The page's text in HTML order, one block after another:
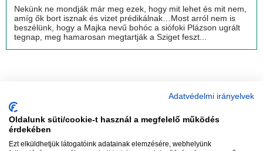
Nekünk ne mondják már meg ezek, hogy mit lehet és mit nem,
amíg ők bort isznak és vizet prédikálnak…Most arról nem is
beszélünk, hogy a Majka nevű bohóc a siófoki Plázson ugrált
tegnap, meg hamarosan megtartják a Sziget feszt...
Adatvédelmi irányelvek
Oldalunk süti/cookie-t használ a megfelelő működés
érdekében
Ezt elküldhetjük látogatóink adatainak elemzésére, webhelyünk